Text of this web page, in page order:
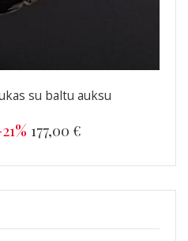
su baltu auksu
177,00 €